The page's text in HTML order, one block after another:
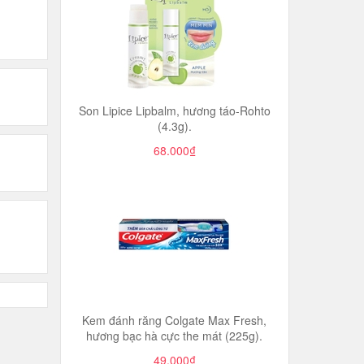
Son Lipice Lipbalm, hương táo-Rohto
(4.3g).
68.000₫
Kem đánh răng Colgate Max Fresh,
hương bạc hà cực the mát (225g).
49.000₫